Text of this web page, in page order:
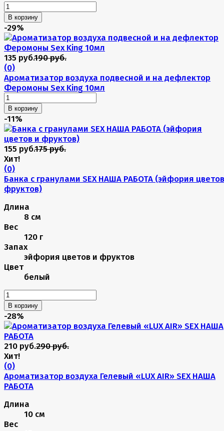
В корзину
-29%
135 руб.190 руб.
(0)
Ароматизатор воздуха подвесной и на дефлектор
Феромоны Sex King 10мл
В корзину
-11%
155 руб.175 руб.
Хит!
(0)
Банка с гранулами SEX НАША РАБОТА (эйфория
фруктов)
Длина
8 см
Вес
120 г
Запах
эйфория цветов и фруктов
Цвет
белый
В корзину
-28%
210 руб.290 руб.
Хит!
(0)
Ароматизатор воздуха Гелевый «LUX AIR» SEX НАША
РАБОТА
Длина
10 см
Вес